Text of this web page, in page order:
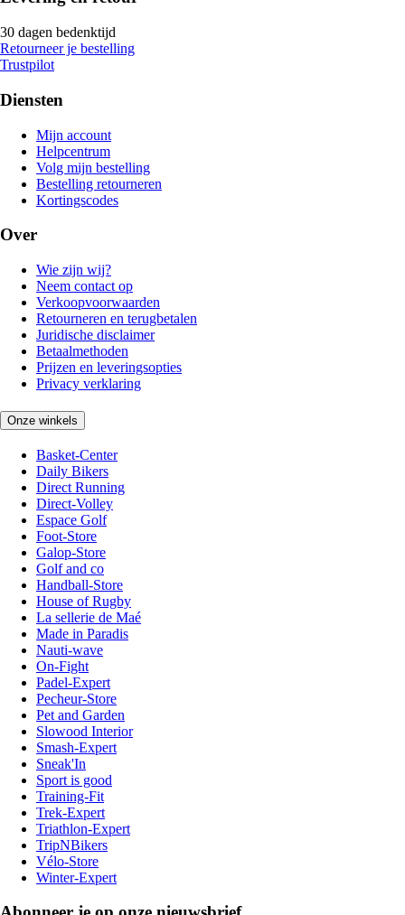
30 dagen bedenktijd
Retourneer je bestelling
Trustpilot
Diensten
Mijn account
Helpcentrum
Volg mijn bestelling
Bestelling retourneren
Kortingscodes
Over
Wie zijn wij?
Neem contact op
Verkoopvoorwaarden
Retourneren en terugbetalen
Juridische disclaimer
Betaalmethoden
Prijzen en leveringsopties
Privacy verklaring
Onze winkels
Basket-Center
Daily Bikers
Direct Running
Direct-Volley
Espace Golf
Foot-Store
Galop-Store
Golf and co
Handball-Store
House of Rugby
La sellerie de Maé
Made in Paradis
Nauti-wave
On-Fight
Padel-Expert
Pecheur-Store
Pet and Garden
Slowood Interior
Smash-Expert
Sneak'In
Sport is good
Training-Fit
Trek-Expert
Triathlon-Expert
TripNBikers
Vélo-Store
Winter-Expert